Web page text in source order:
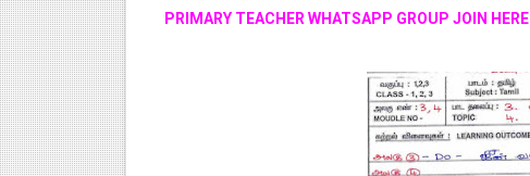
PRIMARY TEACHER WHATSAPP GROUP JOIN HERE